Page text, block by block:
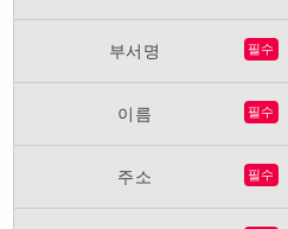
부서명 필수
이름 필수
주소 필수